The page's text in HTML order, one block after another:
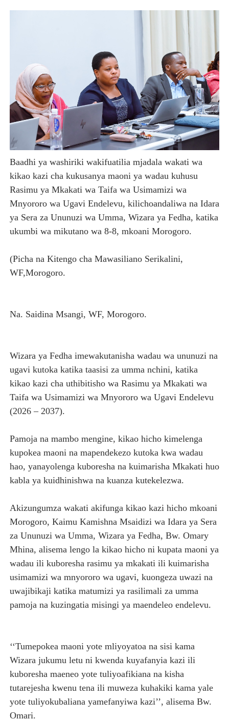
Baadhi ya washiriki wakifuatilia mjadala wakati wa
kikao kazi cha kukusanya maoni ya wadau kuhusu
Rasimu ya Mkakati wa Taifa wa Usimamizi wa
Mnyororo wa Ugavi Endelevu, kilichoandaliwa na Idara
ya Sera za Ununuzi wa Umma, Wizara ya Fedha, katika
ukumbi wa mikutano wa 8-8, mkoani Morogoro.
(Picha na Kitengo cha Mawasiliano Serikalini,
WF,Morogoro.
Na. Saidina Msangi, WF, Morogoro.
Wizara ya Fedha imewakutanisha wadau wa ununuzi na
ugavi kutoka katika taasisi za umma nchini, katika
kikao kazi cha uthibitisho wa Rasimu ya Mkakati wa
Taifa wa Usimamizi wa Mnyororo wa Ugavi Endelevu
(2026 – 2037).
Pamoja na mambo mengine, kikao hicho kimelenga
kupokea maoni na mapendekezo kutoka kwa wadau
hao, yanayolenga kuboresha na kuimarisha Mkakati huo
kabla ya kuidhinishwa na kuanza kutekelezwa.
Akizungumza wakati akifunga kikao kazi hicho mkoani
Morogoro, Kaimu Kamishna Msaidizi wa Idara ya Sera
za Ununuzi wa Umma, Wizara ya Fedha, Bw. Omary
Mhina, alisema lengo la kikao hicho ni kupata maoni ya
wadau ili kuboresha rasimu ya mkakati ili kuimarisha
usimamizi wa mnyororo wa ugavi, kuongeza uwazi na
uwajibikaji katika matumizi ya rasilimali za umma
pamoja na kuzingatia misingi ya maendeleo endelevu.
‘‘Tumepokea maoni yote mliyoyatoa na sisi kama
Wizara jukumu letu ni kwenda kuyafanyia kazi ili
kuboresha maeneo yote tuliyoafikiana na kisha
tutarejesha kwenu tena ili muweza kuhakiki kama yale
yote tuliyokubaliana yamefanyiwa kazi’’, alisema Bw.
Omari.